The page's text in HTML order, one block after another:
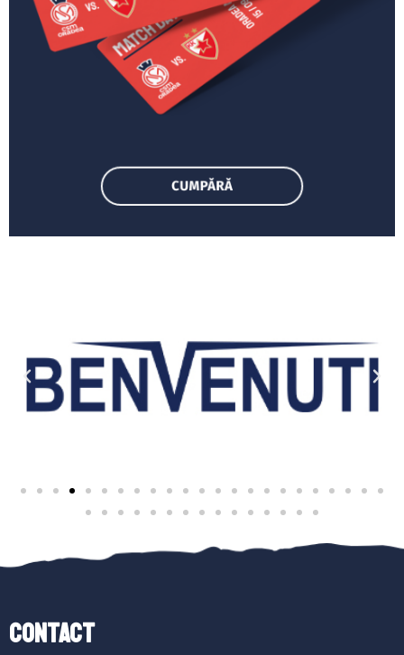
Contact